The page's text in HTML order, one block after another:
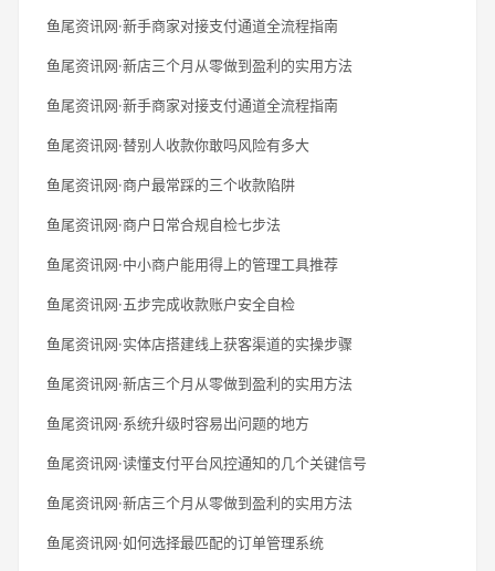
鱼尾资讯网·新手商家对接支付通道全流程指南
鱼尾资讯网·新店三个月从零做到盈利的实用方法
鱼尾资讯网·新手商家对接支付通道全流程指南
鱼尾资讯网·替别人收款你敢吗风险有多大
鱼尾资讯网·商户最常踩的三个收款陷阱
鱼尾资讯网·商户日常合规自检七步法
鱼尾资讯网·中小商户能用得上的管理工具推荐
鱼尾资讯网·五步完成收款账户安全自检
鱼尾资讯网·实体店搭建线上获客渠道的实操步骤
鱼尾资讯网·新店三个月从零做到盈利的实用方法
鱼尾资讯网·系统升级时容易出问题的地方
鱼尾资讯网·读懂支付平台风控通知的几个关键信号
鱼尾资讯网·新店三个月从零做到盈利的实用方法
鱼尾资讯网·如何选择最匹配的订单管理系统